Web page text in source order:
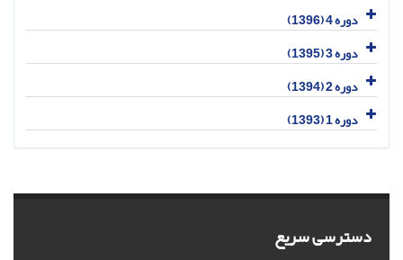
دوره 4 (1396)
دوره 3 (1395)
دوره 2 (1394)
دوره 1 (1393)
دسترسی سریع